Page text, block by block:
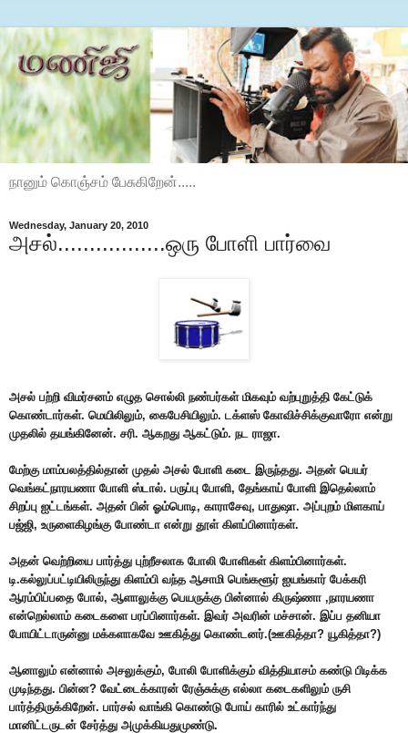
நானும் கொஞ்சம் பேசுகிறேன்.....
Wednesday, January 20, 2010
அசல்.................ஒரு போளி பார்வை
அசல் பற்றி விமர்சனம் எழுத சொல்லி நண்பர்கள் மிகவும் வற்புறுத்தி கேட்டுக்
கொண்டார்கள். மெயிலிலும், கைபேசியிலும். டக்ளஸ் கோவிச்சிக்குவாரோ என்று
முதலில் தயங்கினேன். சரி. ஆகறது ஆகட்டும். நட ராஜா.
மேற்கு மாம்பலத்தில்தான் முதல் அசல் போளி கடை இருந்தது. அதன் பெயர்
வெங்கட்நாரயணா போளி ஸ்டால். பருப்பு போளி, தேங்காய் போளி இதெல்லாம்
சிறப்பு ஐட்டங்கள். அதன் பின் ஓம்பொடி, காராசேவு, பாதுஷா. அப்புறம் மிளகாய்
பஜ்ஜி, உருளைகிழங்கு போண்டா என்று தூள் கிளப்பினார்கள்.
அதன் வெற்றியை பார்த்து புற்றீசலாக போலி போளிகள் கிளம்பினார்கள்.
டி.கல்லுப்பட்டியிலிருந்து கிளம்பி வந்த ஆசாமி பெங்களூர் ஐயங்கார் பேக்கரி
ஆரம்பிப்பதை போல், ஆளாலுக்கு பெயருக்கு பின்னால் கிருஷ்ணா ,நாரயணா
என்றெல்லாம் கடைகளை பரப்பினார்கள். இவர் அவரின் மச்சான். இப்ப தனியா
போயிட்டாருன்னு மக்களாகவே ஊகித்து கொண்டனர்.(ஊகித்தா? யூகித்தா?)
ஆனாலும் என்னால் அசலுக்கும், போலி போளிக்கும் வித்தியாசம் கண்டு பிடிக்க
முடிந்தது. பின்ன? வேட்டைக்காரன் ரேஞ்சுக்கு எல்லா கடைகளிலும் ருசி
பார்த்திருக்கிறேன். பார்சல் வாங்கி கொண்டு போய் காரில் உட்கார்ந்து
மானிட்டருடன் சேர்த்து அமுக்கியதுமுண்டு.